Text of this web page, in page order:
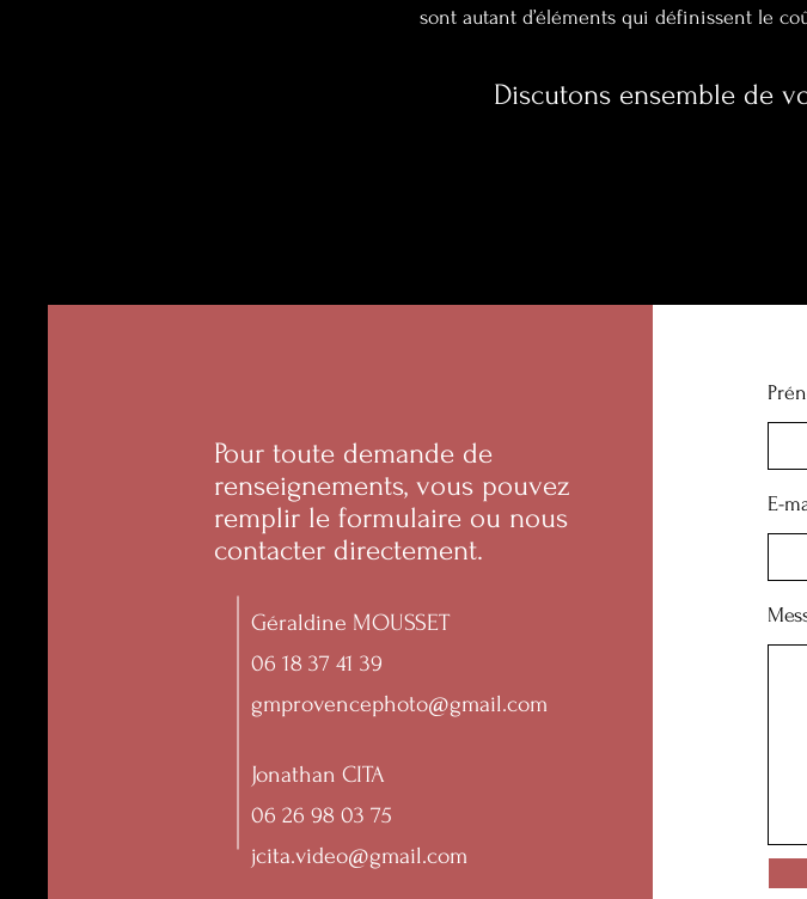
sont autant d’éléments qui définissent le
Discutons ensemble de
Pour toute demande de
renseignements, vous pouvez
remplir le formulaire ou nous
contacter directement.
Géraldine MOUSSET
06 18 37 41 39
gmprovencephoto@gmail.com
Jonathan CITA
06 26 98 03 75
jcita.video@gmail.com
E-